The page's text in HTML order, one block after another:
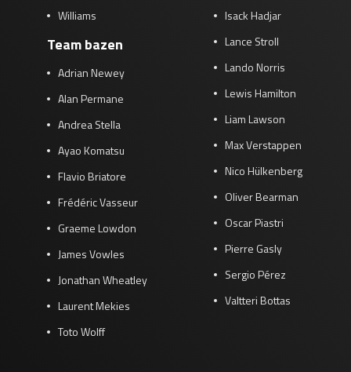
Williams
Team bazen
Adrian Newey
Alan Permane
Andrea Stella
Ayao Komatsu
Flavio Briatore
Frédéric Vasseur
Graeme Lowdon
James Vowles
Jonathan Wheatley
Laurent Mekies
Toto Wolff
Isack Hadjar
Lance Stroll
Lando Norris
Lewis Hamilton
Liam Lawson
Max Verstappen
Nico Hülkenberg
Oliver Bearman
Oscar Piastri
Pierre Gasly
Sergio Pérez
Valtteri Bottas